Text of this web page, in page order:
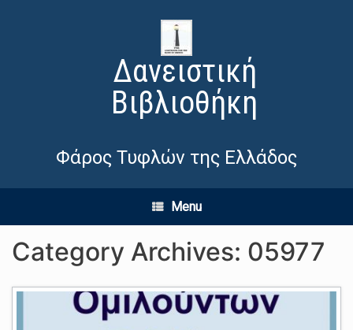
Δανειστική
Βιβλιοθήκη
Φάρος Τυφλών της Ελλάδος
Menu
Category Archives: 05977